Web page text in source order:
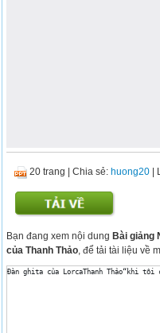
20 trang |Chia sẻ: huong20 |
Bạn đang xem nội dungBài giảng
của Thanh Thảo , để tải tài liệu về